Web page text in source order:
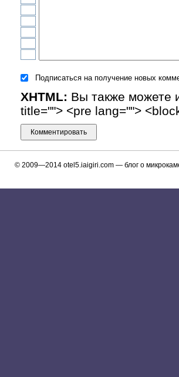
Подписаться на получение новых
XHTML: Вы также можете
title=""> <pre lang="">
© 2009—2014 otel5.iaigiri.com — блог о